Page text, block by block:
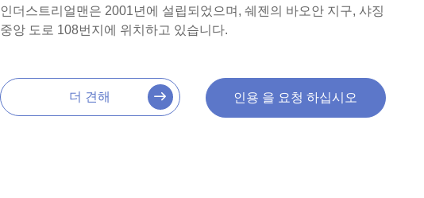
인더스트리얼맨은 2001년에 설립되었으며, 쉐젠의 바오안 지구, 샤징
중앙 도로 108번지에 위치하고 있습니다.
더 견해 인용 을 요청 하십시오